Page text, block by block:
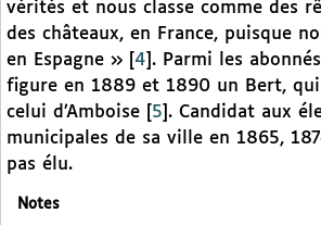
vérités et nous classe comme des
des châteaux, en France, puisque
en Espagne »
4 . Parmi les
figure en 1889 et 1890 un Bert,
celui d’Amboise
5 . Candidat aux
municipales de sa ville en 1865,
pas élu.
Notes